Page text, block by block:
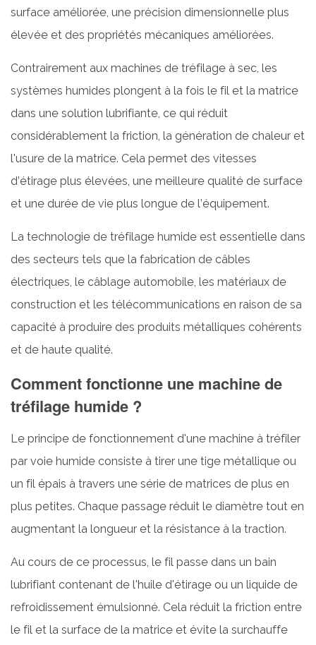
importante
?
Comment
fonctionne
de
tréfilage
humide
?
Quels
sont
les
principaux
d’une
machine
tréfilage
humide
Système
de
paiement
3.2
de
matrice
de
surface améliorée, une précision dimensionnelle plus
élevée et des propriétés mécaniques améliorées.
Contrairement aux machines de tréfilage à sec, les
systèmes humides plongent à la fois le fil et la matrice
dans une solution lubrifiante, ce qui réduit
considérablement la friction, la génération de chaleur et
l'usure de la matrice. Cela permet des vitesses
d’étirage plus élevées, une meilleure qualité de surface
et une durée de vie plus longue de l’équipement.
La technologie de tréfilage humide est essentielle dans
des secteurs tels que la fabrication de câbles
électriques, le câblage automobile, les matériaux de
construction et les télécommunications en raison de sa
capacité à produire des produits métalliques cohérents
et de haute qualité.
Comment fonctionne une machine de
tréfilage humide ?
Le principe de fonctionnement d'une machine à tréfiler
par voie humide consiste à tirer une tige métallique ou
un fil épais à travers une série de matrices de plus en
plus petites. Chaque passage réduit le diamètre tout en
augmentant la longueur et la résistance à la traction.
Au cours de ce processus, le fil passe dans un bain
lubrifiant contenant de l'huile d'étirage ou un liquide de
refroidissement émulsionné. Cela réduit la friction entre
le fil et la surface de la matrice et évite la surchauffe